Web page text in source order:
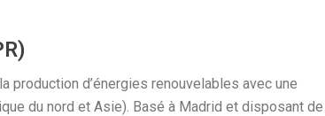
production d’énergies renouvelables avec une
du nord et Asie). Basé à Madrid et disposant de